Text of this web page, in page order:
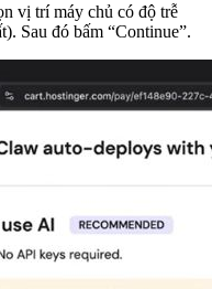
vị trí máy chủ có độ trễ
Sau đó bấm “Continue”.